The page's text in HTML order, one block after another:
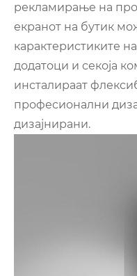
рекламирање на
екранот на бутик
карактеристиките
додатоци и секоја
инсталираат
професионални
дизајнирани.